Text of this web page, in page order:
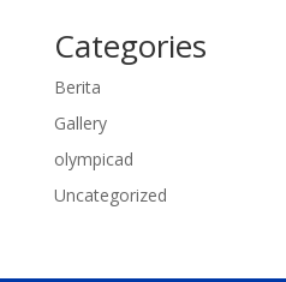
Categories
Berita
Gallery
olympicad
Uncategorized